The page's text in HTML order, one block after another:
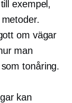
exempel,
om vägar
man
tonåring.
kan